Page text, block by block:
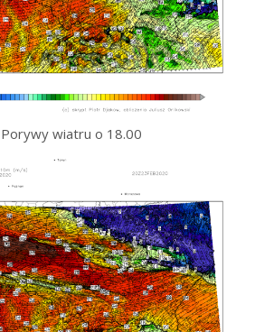
Porywy wiatru o 18.00